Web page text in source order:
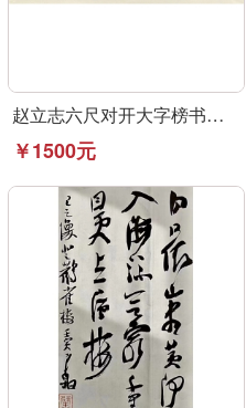
赵立志六尺对开大字榜书作品《永受嘉福》
￥1500元